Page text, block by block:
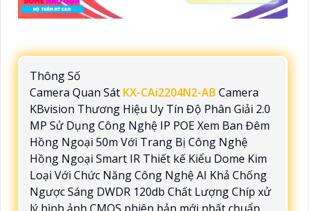
Thông Số
Camera Quan Sát KX-CAi2204N2-AB Camera
KBvision Thương Hiệu Uy Tín Độ Phân Giải 2.0
MP Sử Dụng Công Nghệ IP POE Xem Ban Đêm
Hồng Ngoại 50m Với Trang Bị Công Nghệ
Hồng Ngoại Smart IR Thiết kế Kiểu Dome Kim
Loại Với Chức Năng Công Nghệ AI Khả Chống
Ngược Sáng DWDR 120db Chất Lượng Chíp xử